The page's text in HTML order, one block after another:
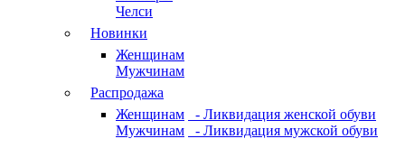
Челси
Новинки
Женщинам
Мужчинам
Распродажа
Женщинам
- Ликвидация женской обуви
Мужчинам
- Ликвидация мужской обуви